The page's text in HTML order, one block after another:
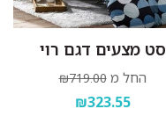
סט מצעים דגם רוי
החל מ ₪719.00
₪323.55